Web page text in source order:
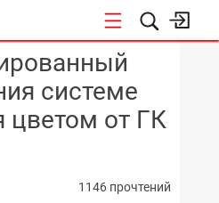
КОНФЕРЕНЦИИ
системе
цветом от ГК
1146 прочтений